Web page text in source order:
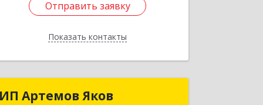
Отправить заявку
Показать контакты
Отправить заявку
Назад
ИП Артемов ЯковИП Артемов Яков